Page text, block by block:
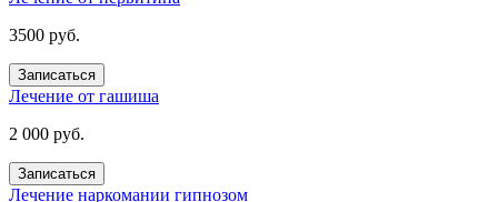
3500 руб.
Записаться
Лечение от гашиша
2 000 руб.
Записаться
Лечение наркомании гипнозом